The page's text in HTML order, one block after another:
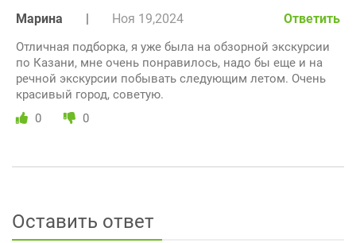
Марина | Ноя 19,2024 Ответить
Отличная подборка, я уже была на обзорной экскурсии
по Казани, мне очень понравилось, надо бы еще и на
речной экскурсии побывать следующим летом. Очень
красивый город, советую.
0
0
Оставить ответ